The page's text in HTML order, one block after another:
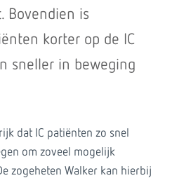
Bovendien is
korter op de IC
sneller in beweging
dat IC patiënten zo snel
om zoveel mogelijk
zogeheten Walker kan hierbij